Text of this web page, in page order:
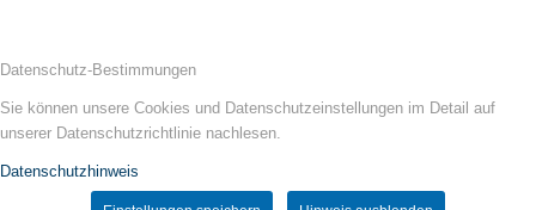
Datenschutz-Bestimmungen
Sie können unsere Cookies und Datenschutzeinstellungen im Detail auf
unserer Datenschutzrichtlinie nachlesen.
Datenschutzhinweis